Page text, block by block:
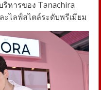
ริหารของ Tanachira
ไลฟ์สไตล์ระดับพรีเมียม